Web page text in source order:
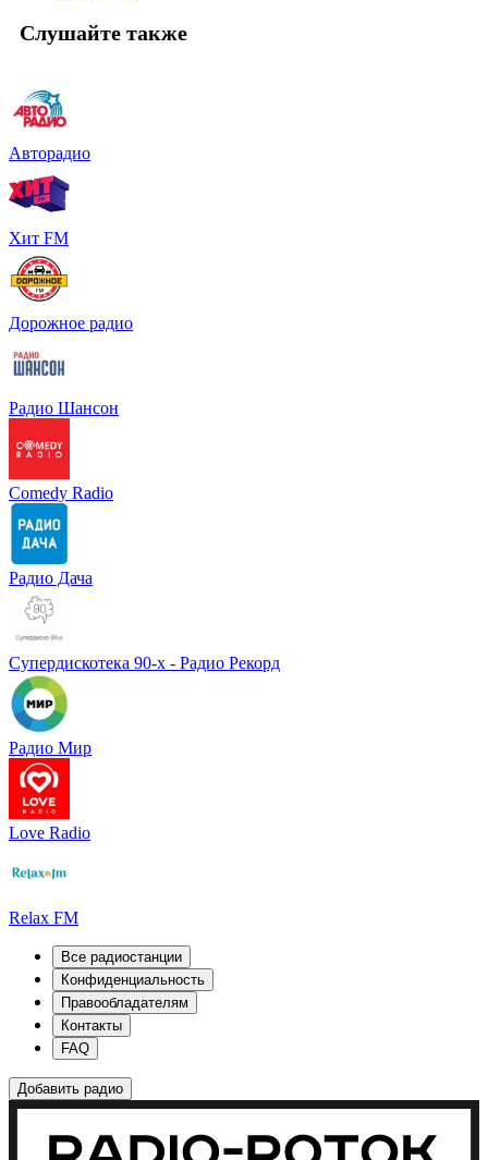
Слушайте также
Авторадио
Хит FM
Дорожное радио
Радио Шансон
Comedy Radio
Радио Дача
Супердискотека 90-х - Радио Рекорд
Радио Мир
Love Radio
Relax FM
Все радиостанции
Конфиденциальность
Правообладателям
Контакты
FAQ
Добавить радио